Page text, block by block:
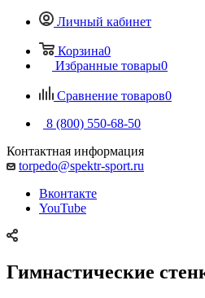
Личный кабинет
Корзина0
Избранные товары0
Сравнение товаров0
8 (800) 550-68-50
Контактная информация
torpedo@spektr-sport.ru
Вконтакте
YouTube
Гимнастические